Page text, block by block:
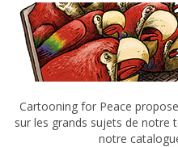
Cartooning for Peace
sur les grands sujets de notre
notre